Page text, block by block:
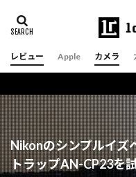
レビュー Apple カメラ
Nikonのシンプルイズ
トラップAN-CP23を